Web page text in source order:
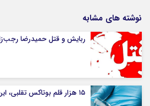
نوشته های مشابه
ربایش و قتل حمیدرضا
۱۵ هزار قلم بوتاکس تقلبی، این بار در زعفرانیه